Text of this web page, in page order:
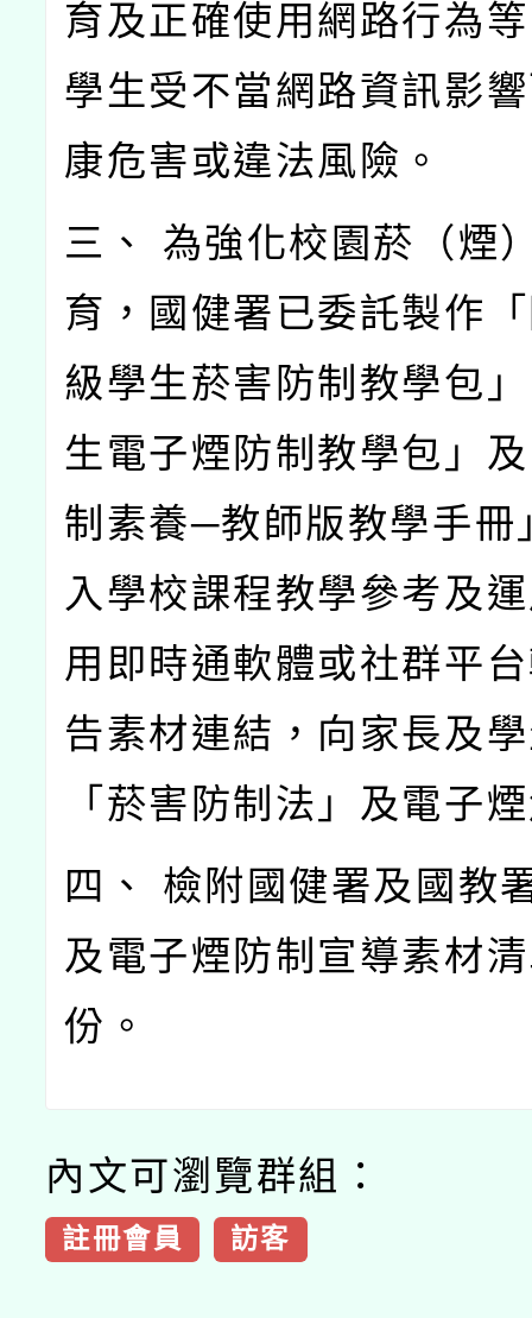
育及正確使用網路行為
學生受不當網路資訊影
康危害或違法風險。
三、 為強化校園菸（煙
育，國健署已委託製作
級學生菸害防制教學包
生電子煙防制教學包」
制素養─教師版教學手冊
入學校課程教學參考及
用即時通軟體或社群平
告素材連結，向家長及
「菸害防制法」及電子
四、 檢附國健署及國教
及電子煙防制宣導素材
份。
內文可瀏覽群組：
註冊會員 訪客